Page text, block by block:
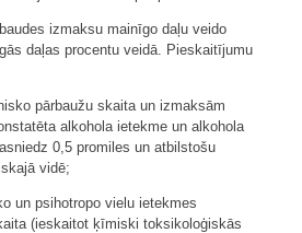
izmaksu mainīgo daļu veido
daļas procentu veidā. Pieskaitījumu
pārbaužu skaita un izmaksām
alkohola ietekme un alkohola
0,5 promiles un atbilstošu
vidē;
un psihotropo vielu ietekmes
(ieskaitot ķīmiski toksikoloģiskās